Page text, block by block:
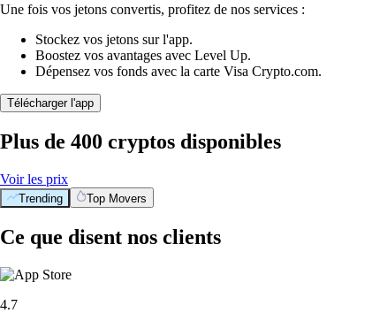
Une fois vos jetons convertis, profitez de nos services :
Stockez vos jetons sur l'app.
Boostez vos avantages avec Level Up.
Dépensez vos fonds avec la carte Visa Crypto.com.
Télécharger l'app
Plus de 400 cryptos disponibles
Voir les prix
Trending Top Movers
Ce que disent nos clients
4.7